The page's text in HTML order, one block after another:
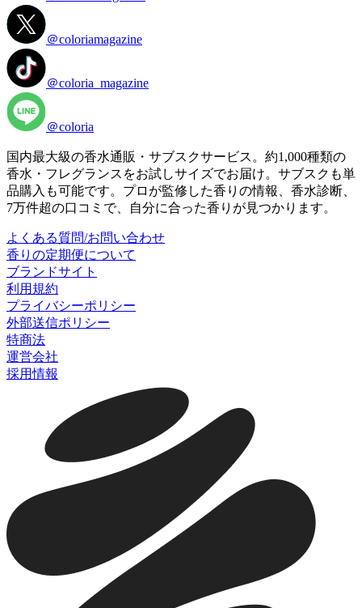
＠coloriamagazine
＠coloria_magazine
＠coloria
国内最大級の香水通販・サブスクサービス。約1,000種類の
香水・フレグランスをお試しサイズでお届け。サブスクも単
品購入も可能です。プロが監修した香りの情報、香水診断、
7万件超の口コミで、自分に合った香りが見つかります。
よくある質問/お問い合わせ
香りの定期便について
ブランドサイト
利用規約
プライバシーポリシー
外部送信ポリシー
特商法
運営会社
採用情報